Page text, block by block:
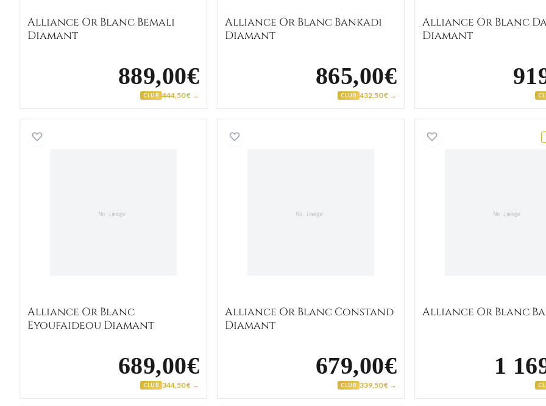
Alliance Or Blanc Bemali
Diamant
889,00€
CLUB 444,50 € →
Alliance Or Blanc Bankadi
Diamant
865,00€
CLUB 432,50 € →
Alliance Or Blanc
Diamant
Alliance Or Blanc Eyoufaideou Diamant
Alliance Or Blanc
Eyoufaideou Diamant
689,00€
CLUB 344,50 € →
Alliance Or Blanc Constand Diamant
Alliance Or Blanc Constand
Diamant
679,00€
CLUB 339,50 € →
Alliance
Alliance Or Blanc
1